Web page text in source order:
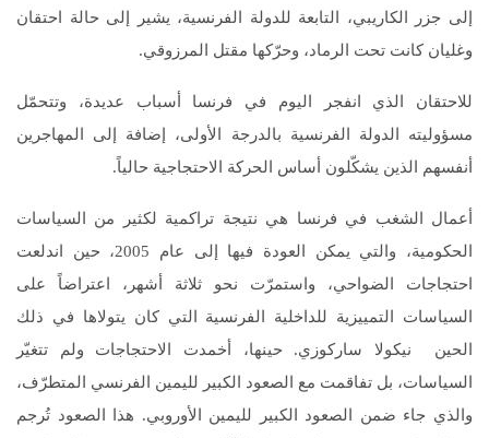
إلى جزر الكاريبي، التابعة للدولة الفرنسية، يشير إلى حالة احتقان
وغليان كانت تحت الرماد، وحرّكها مقتل المرزوقي.
للاحتقان الذي انفجر اليوم في فرنسا أسباب عديدة، وتتحمّل
مسؤوليته الدولة الفرنسية بالدرجة الأولى، إضافة إلى المهاجرين
أنفسهم الذين يشكّلون أساس الحركة الاحتجاجية حالياً.
أعمال الشغب في فرنسا هي نتيجة تراكمية لكثير من السياسات
الحكومية، والتي يمكن العودة فيها إلى عام 2005، حين اندلعت
احتجاجات الضواحي، واستمرّت نحو ثلاثة أشهر، اعتراضاً على
السياسات التمييزية للداخلية الفرنسية التي كان يتولاها في ذلك
الحين نيكولا ساركوزي. حينها، أخمدت الاحتجاجات ولم تتغيّر
السياسات، بل تفاقمت مع الصعود الكبير لليمين الفرنسي المتطرّف،
والذي جاء ضمن الصعود الكبير لليمين الأوروبي. هذا الصعود تُرجم